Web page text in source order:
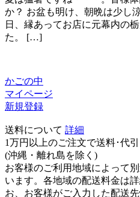
か？ お盆も明け、朝晩は少し
日、縁あってお店に元幕内の
た。 […]
かごの中
マイページ
新規登録
送料について 詳細
1万円以上のご注文で送料･代
(沖縄・離れ島を除く)
お客様のご利用地域によって
います。各地域の配送料金は
お、お客様がご入力した配送